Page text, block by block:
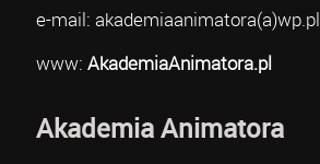
e-mail: akademiaanimatora(a)wp.pl
www: AkademiaAnimatora.pl
Akademia Animatora